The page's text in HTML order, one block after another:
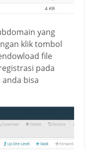
yang
klik tombol
file
pada
anda bisa